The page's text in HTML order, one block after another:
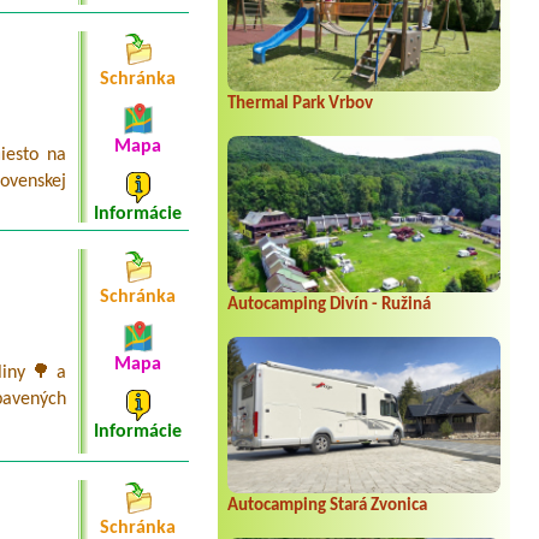
Thermal Park Vrbov
Autocamping Divín - Ružiná
Autocamping Stará Zvonica
na
Schránka
Mapa
Informácie
🌳 a
Schránka
Mapa
Informácie
Schránka